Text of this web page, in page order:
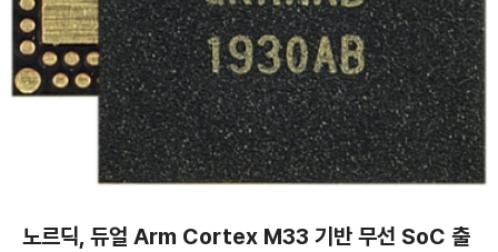
노르딕, 듀얼 Arm Cortex M33 기반 무선 SoC 출